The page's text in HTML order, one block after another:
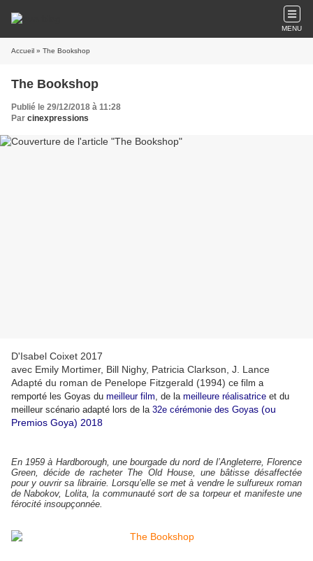
MENU
Accueil » The Bookshop
The Bookshop
Publié le 29/12/2018 à 11:28
Par cinexpressions
D'Isabel Coixet 2017
avec Emily Mortimer, Bill Nighy, Patricia Clarkson, J. Lance
Adapté du roman de Penelope Fitzgerald (1994) ce film a
remporté les Goyas du meilleur film, de la meilleure réalisatrice et du
meilleur scénario adapté lors de la 32e cérémonie des Goyas (ou
Premios Goya) 2018
En 1959 à Hardborough, une bourgade du nord de l’Angleterre, Florence
Green, décide de racheter The Old House, une bâtisse désaffectée
pour y ouvrir sa librairie. Lorsqu’elle se met à vendre le sulfureux roman
de Nabokov, Lolita, la communauté sort de sa torpeur et manifeste une
férocité insoupçonnée.